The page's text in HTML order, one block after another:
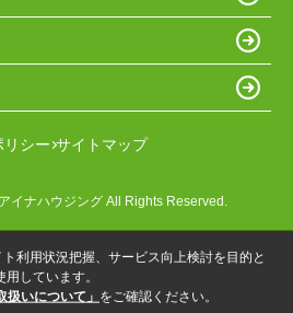
リシー サイトマップ
イナハウジング All Rights Reserved.
利用状況把握、サービス向上検討を目的と
しています。
扱いについて」 をご確認ください。